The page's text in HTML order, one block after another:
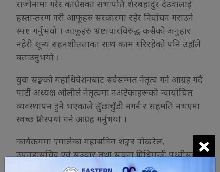
राजीनामा गरेर कांग्रेसका सभापति शेरबहादुर देउवालाई
हस्तान्तरण गरी आफूहरु सरकारमा रहेर निर्वाचन गराउने
स्पष्ट गर्नुभयो । आफूहरु भ्रष्टाचारविरुद्ध कसैको अनुहार
नहेरी शून्य सहनशीलताका साथ काम गरिरहेको पनि उहाँले
बताउनुभयो ।
युवा सङ्घको महाधिवेशनबाट सर्वसम्मत नेतृत्व गर्न आग्रह गर्दै
पार्टी अध्यक्ष ओलीले नेतृत्वमा नअटेकाहरूको न्यायोचित
व्यवस्थापन हुने भएकाले लुँछाचुँडी नगर्न र सहमति नभएमा
स्वच्छ प्रतिस्पर्धा गर्न आग्रह गर्नुभयो ।
कार्यक्रममा एमालेका महासचिव शङ्कर पोखरेल,
उपमहासचिव एवं सञ्चार तथा सूचना प्रविधिमन्त्री पृथ्वीसुब्बा
गुरुङ, सचिव पद्मा अर्याल, जनङ्गठन संयन्त्रका संयोजक
×